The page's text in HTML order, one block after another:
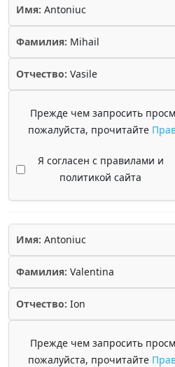
Имя: Antoniuc
Фамилия: Mihail
Отчество: Vasile
Прежде чем запросить
пожалуйста, прочитайте
Я согласен с правилами и
политикой сайта
Имя: Antoniuc
Фамилия: Valentina
Отчество: Ion
Прежде чем запросить
пожалуйста, прочитайте